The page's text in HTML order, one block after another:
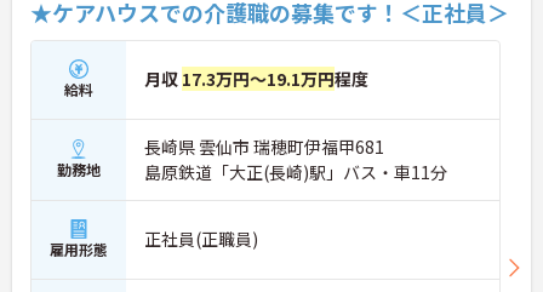
★ケアハウスでの介護職の募集です！＜正社員＞
給料 月収 17.3万円～19.1万円程度
勤務地
長崎県 雲仙市 瑞穂町伊福甲681
島原鉄道「大正(長崎)駅」バス・車11分
雇用形態 正社員(正職員)